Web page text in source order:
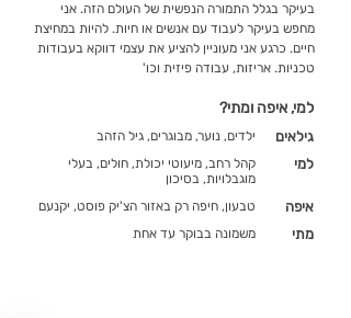
בעיקר בגלל התמורה הנפשית של העולם הזה. אני
מחפש בעיקר לעבוד עם אנשים או חיות. להיות במחיצת
חיים. כרגע אני מעוניין להציע את עצמי דווקא בעבודות
טכניות. אריזות, עבודה פיזית וכו'
למי, איפה ומתי?
ילדים, נוער, מבוגרים, גיל הזהב גילאים
קהל רחב, מיעוטי יכולת, חולים, בעלי
מוגבלויות, בסיכון
למי
טבעון, חיפה רק באזור הצ'יק פוסט, יקנעם איפה
משמונה בבוקר עד אחת מתי